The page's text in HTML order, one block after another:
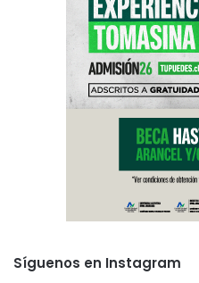
Síguenos en Instagram